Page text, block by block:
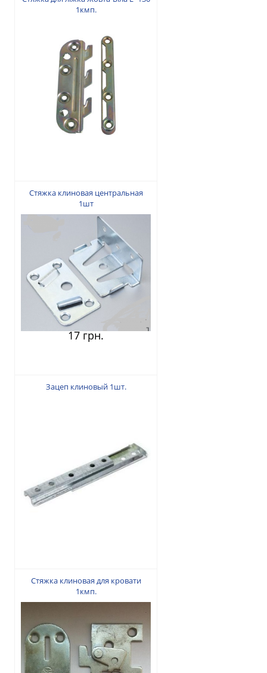
1кмп.
Стяжка клиновая центральная
1шт
17 грн.
Зацеп клиновый 1шт.
Стяжка клиновая для кровати
1кмп.